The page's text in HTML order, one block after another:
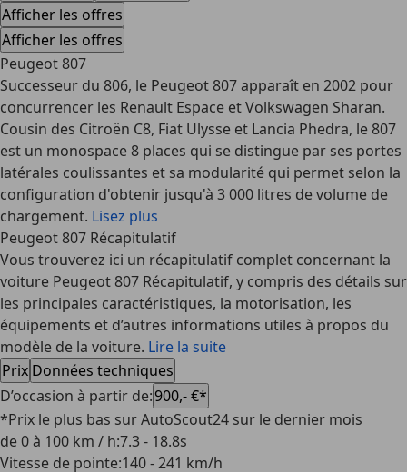
Afficher les offres
Afficher les offres
Peugeot 807
Successeur du 806, le Peugeot 807 apparaît en 2002 pour
concurrencer les Renault Espace et Volkswagen Sharan.
Cousin des Citroën C8, Fiat Ulysse et Lancia Phedra, le 807
est un monospace 8 places qui se distingue par ses portes
latérales coulissantes et sa modularité qui permet selon la
configuration d'obtenir jusqu'à 3 000 litres de volume de
chargement. Lisez plus
Peugeot 807 Récapitulatif
Vous trouverez ici un récapitulatif complet concernant la
voiture Peugeot 807 Récapitulatif, y compris des détails sur
les principales caractéristiques, la motorisation, les
équipements et d’autres informations utiles à propos du
modèle de la voiture. Lire la suite
Prix Données techniques
D’occasion à partir de:900,- €*
*Prix le plus bas sur AutoScout24 sur le dernier mois
de 0 à 100 km / h:7.3 - 18.8s
Vitesse de pointe:140 - 241 km/h